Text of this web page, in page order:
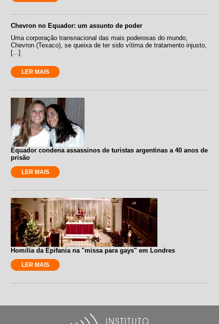
Chevron no Equador: um assunto de poder
Uma corporação transnacional das mais poderosas do mundo,
Chevron (Texaco), se queixa de ter sido vítima de tratamento injusto,
[...]
LER MAIS
Equador condena assassinos de turistas argentinas a 40 anos de
prisão
LER MAIS
Homilia da Epifania na "missa para gays" em Londres
LER MAIS